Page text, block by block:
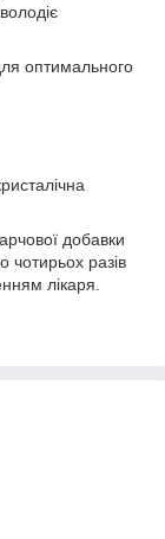
оптимального
добавки
разів
лікаря.